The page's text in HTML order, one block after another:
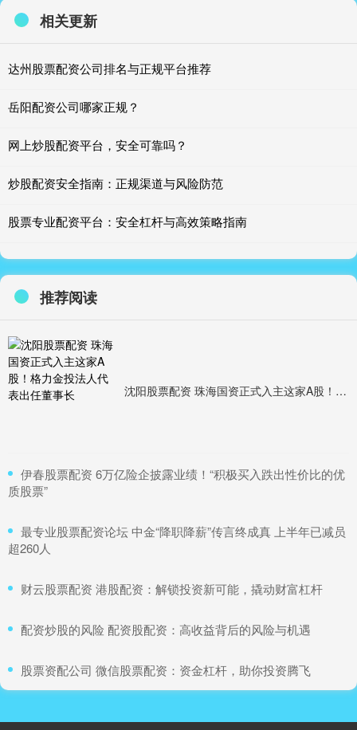
相关更新
达州股票配资公司排名与正规平台推荐
岳阳配资公司哪家正规？
网上炒股配资平台，安全可靠吗？
炒股配资安全指南：正规渠道与风险防范
股票专业配资平台：安全杠杆与高效策略指南
推荐阅读
沈阳股票配资 珠海国资正式入主这家A股！格力金投法人代表出任董事长
​伊春股票配资 6万亿险企披露业绩！“积极买入跌出性价比的优
质股票”
​最专业股票配资论坛 中金“降职降薪”传言终成真 上半年已减员
超260人
​财云股票配资 港股配资：解锁投资新可能，撬动财富杠杆
​配资炒股的风险 配资股配资：高收益背后的风险与机遇
​股票资配公司 微信股票配资：资金杠杆，助你投资腾飞